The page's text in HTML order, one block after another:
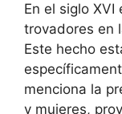
En el siglo
trovadores en
Este hecho
menciona la
y mujeres,